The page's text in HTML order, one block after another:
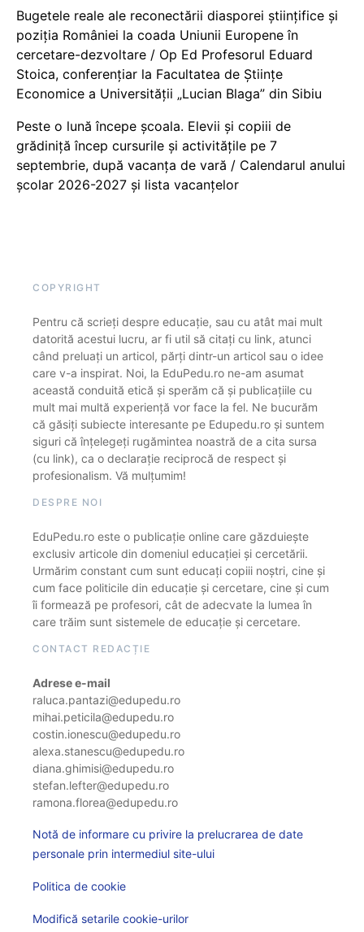
Bugetele reale ale reconectării diasporei științifice și
poziția României la coada Uniunii Europene în
cercetare-dezvoltare / Op Ed Profesorul Eduard
Stoica, conferențiar la Facultatea de Științe
Economice a Universității „Lucian Blaga” din Sibiu
Peste o lună începe școala. Elevii și copiii de
grădiniță încep cursurile și activitățile pe 7
septembrie, după vacanța de vară / Calendarul anului
școlar 2026-2027 și lista vacanțelor
COPYRIGHT
Pentru că scrieți despre educație, sau cu atât mai mult
datorită acestui lucru, ar fi util să citați cu link, atunci
când preluați un articol, părți dintr-un articol sau o idee
care v-a inspirat. Noi, la EduPedu.ro ne-am asumat
această conduită etică și sperăm că și publicațiile cu
mult mai multă experiență vor face la fel. Ne bucurăm
că găsiți subiecte interesante pe Edupedu.ro și suntem
siguri că înțelegeți rugămintea noastră de a cita sursa
(cu link), ca o declarație reciprocă de respect și
profesionalism. Vă mulțumim!
DESPRE NOI
EduPedu.ro este o publicație online care găzduiește
exclusiv articole din domeniul educației și cercetării.
Urmărim constant cum sunt educați copiii noștri, cine și
cum face politicile din educație și cercetare, cine și cum
îi formează pe profesori, cât de adecvate la lumea în
care trăim sunt sistemele de educație și cercetare.
CONTACT REDACȚIE
Adrese e-mail
raluca.pantazi@edupedu.ro
mihai.peticila@edupedu.ro
costin.ionescu@edupedu.ro
alexa.stanescu@edupedu.ro
diana.ghimisi@edupedu.ro
stefan.lefter@edupedu.ro
ramona.florea@edupedu.ro
Notă de informare cu privire la prelucrarea de date
personale prin intermediul site-ului
Politica de cookie
Modifică setarile cookie-urilor